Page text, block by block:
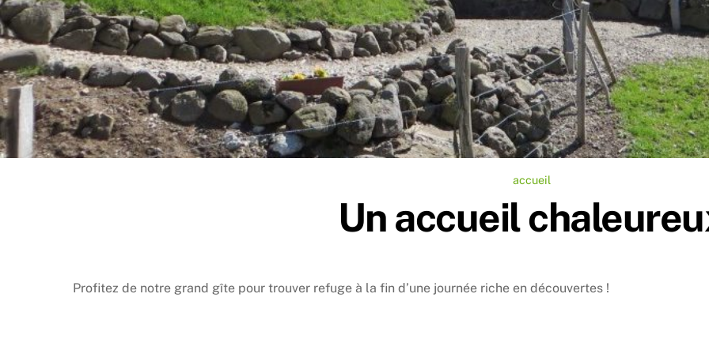
accueil
Un accueil
Profitez de notre grand gîte pour trouver refuge à la fin d’une journée riche en découvertes !